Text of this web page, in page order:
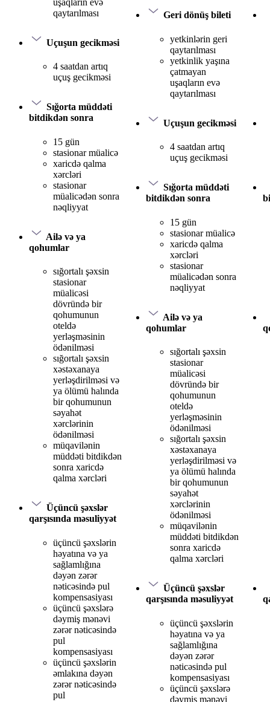
qaytarılması
Uçuşun gecikməsi
4 saatdan artıq
uçuş gecikməsi
Sığorta müddəti
bitdikdən sonra
15 gün
stasionar müalicə
xaricdə qalma
xərcləri
stasionar
müalicədən sonra
nəqliyyat
Ailə və ya
qohumlar
sığortalı şəxsin
stasionar
müalicəsi
dövründə bir
qohumunun
oteldə
yerləşməsinin
ödənilməsi
sığortalı şəxsin
xəstəxanaya
yerləşdirilməsi və
ya ölümü halında
bir qohumunun
səyahət
xərclərinin
ödənilməsi
müqavilənin
müddəti bitdikdən
sonra xaricdə
qalma xərcləri
Üçüncü şəxslər
qarşısında məsuliyyət
üçüncü şəxslərin
həyatına və ya
sağlamlığına
dəyən zərər
nəticəsində pul
kompensasiyası
üçüncü şəxslərə
dəymiş mənəvi
zərər nəticəsində
pul
kompensasiyası
üçüncü şəxslərin
əmlakına dəyən
zərər nəticəsində
pul
Geri dönüş bileti
yetkinlərin geri
qaytarılması
yetkinlik yaşına
çatmayan
uşaqların evə
qaytarılması
Uçuşun gecikməsi
4 saatdan artıq
uçuş gecikməsi
Sığorta müddəti
bitdikdən sonra
15 gün
stasionar müalicə
xaricdə qalma
xərcləri
stasionar
müalicədən sonra
nəqliyyat
Ailə və ya
qohumlar
sığortalı şəxsin
stasionar
müalicəsi
dövründə bir
qohumunun
oteldə
yerləşməsinin
ödənilməsi
sığortalı şəxsin
xəstəxanaya
yerləşdirilməsi və
ya ölümü halında
bir qohumunun
səyahət
xərclərinin
ödənilməsi
müqavilənin
müddəti bitdikdən
sonra xaricdə
qalma xərcləri
Üçüncü şəxslər
qarşısında məsuliyyət
üçüncü şəxslərin
həyatına və ya
sağlamlığına
dəyən zərər
nəticəsində pul
kompensasiyası
üçüncü şəxslərə
dəymiş mənəvi